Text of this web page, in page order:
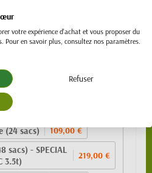
€
(24 sacs) 109,00 €
- SPECIAL
3.5t)
219,00 €
votre expérience d'achat et vous proposer du
Pour en savoir plus, consultez nos paramètres.
Refuser